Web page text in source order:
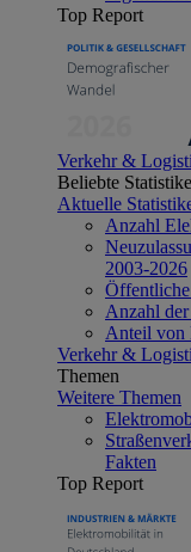
Top Report
Verkehr &
Beliebte
Aktuelle
Anzahl
2003-2026
Anzahl
Anteil von
Verkehr &
Themen
Weitere Themen
Fakten
Top Report